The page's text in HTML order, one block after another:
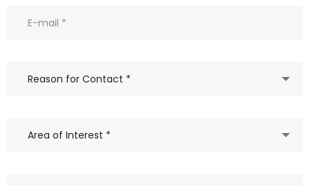
Reason for Contact *
Area of Interest *